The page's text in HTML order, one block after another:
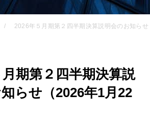
2026年５月期第２四半期決算説明会のお知ら
期第２四半期決算説
らせ（2026年1月22